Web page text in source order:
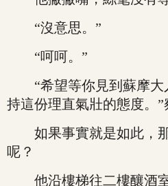
“沒意思。”
“呵呵。”
“希望等你見到蘇摩大
持這份理直氣壯的態度。”
如果事實就是如此，那
呢？
他沿樓梯往二樓釀酒室